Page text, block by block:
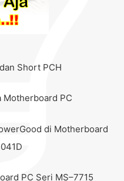
Short PCH
Motherboard PC
di Motherboard
PC Seri MS–7715